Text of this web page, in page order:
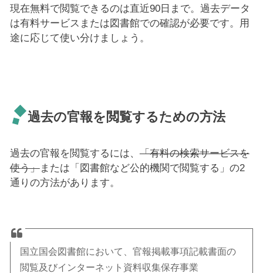
現在無料で閲覧できるのは直近90日まで。過去データ
は有料サービスまたは図書館での確認が必要です。用
途に応じて使い分けましょう。
過去の官報を閲覧するための方法
過去の官報を閲覧するには、「有料の検索サービスを
使う」または「図書館など公的機関で閲覧する」の2
通りの方法があります。
国立国会図書館において、官報掲載事項記載書面の
閲覧及びインターネット資料収集保存事業